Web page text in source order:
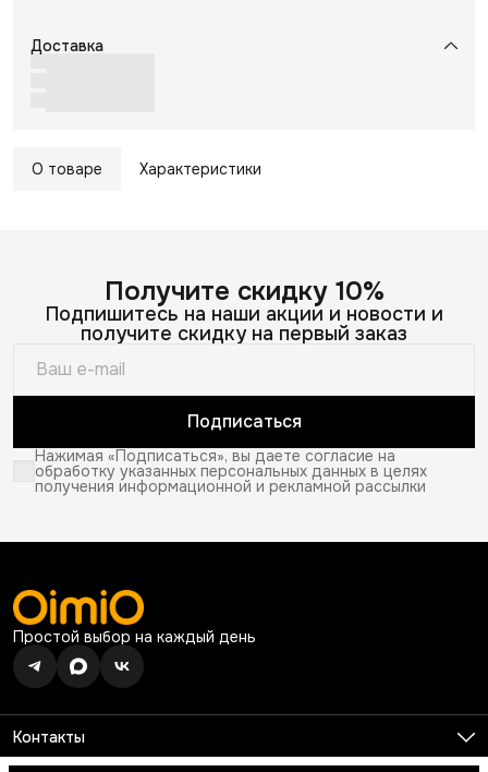
Доставка
О товаре Характеристики
Получите скидку 10%
Подпишитесь на наши акции и новости и
получите скидку на первый заказ
Подписаться
Нажимая «Подписаться», вы даете согласие на
обработку указанных персональных данных в целях
получения информационной и рекламной рассылки
Простой выбор на каждый день
Контакты
Телефон